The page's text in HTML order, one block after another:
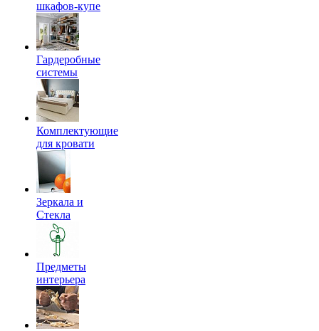
шкафов-купе
Гардеробные
системы
Комплектующие
для кровати
Зеркала и
Стекла
Предметы
интерьера